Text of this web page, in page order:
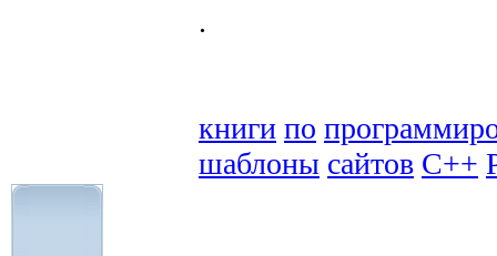
.
книги по
шаблоны сайтов C++